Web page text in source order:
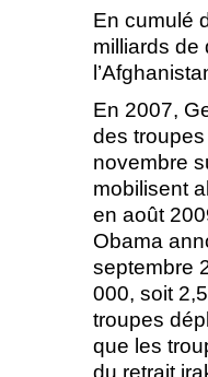
En cumulé
milliards de
En 2007,
des
novembre
mobilisent
en août
Obama
septembre
000, soit
troupes
que les
du retrait